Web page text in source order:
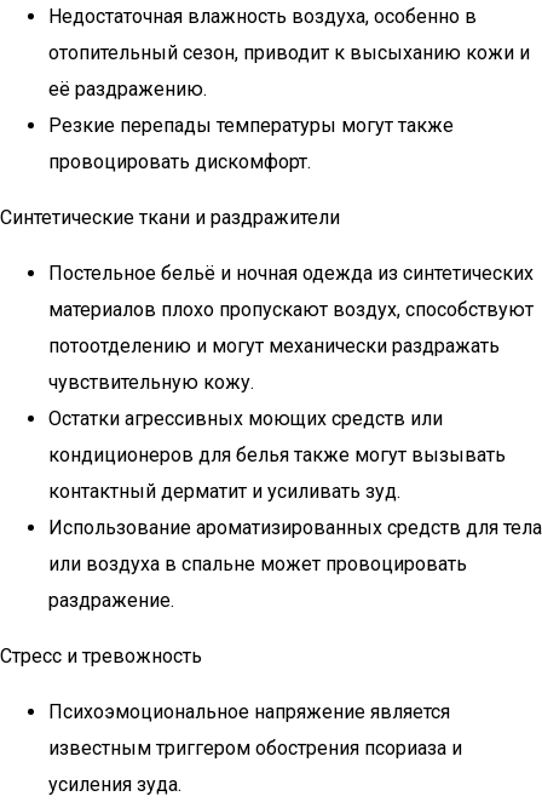
Недостаточная влажность воздуха, особенно в
отопительный сезон, приводит к высыханию кожи и
её раздражению.
Резкие перепады температуры могут также
провоцировать дискомфорт.
Синтетические ткани и раздражители
Постельное бельё и ночная одежда из синтетических
материалов плохо пропускают воздух, способствуют
потоотделению и могут механически раздражать
чувствительную кожу.
Остатки агрессивных моющих средств или
кондиционеров для белья также могут вызывать
контактный дерматит и усиливать зуд.
Использование ароматизированных средств для тела
или воздуха в спальне может провоцировать
раздражение.
Стресс и тревожность
Психоэмоциональное напряжение является
известным триггером обострения псориаза и
усиления зуда.